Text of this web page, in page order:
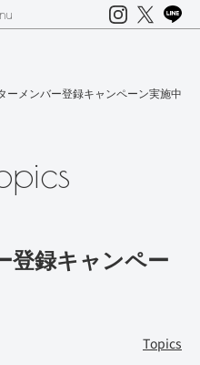
ーメンバー登録キャンペーン実施中
登録キャンペー
Topics